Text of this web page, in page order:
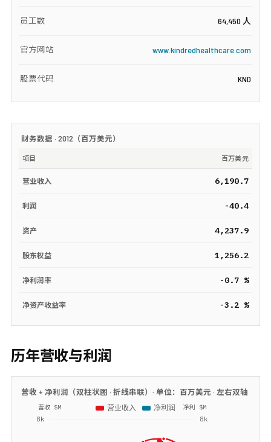
员工数 64,450 人
官方网站 www.kindredhealthcare.com
股票代码 KND
财务数据 · 2012 （百万美元）
项目 百万美元
营业收入 6,190.7
利润 -40.4
资产 4,237.9
股东权益 1,256.2
净利润率 -0.7 %
净资产收益率 -3.2 %
历年营收与利润
营收 + 净利润（双柱状图 · 折线串联）· 单位： 百万美元 · 左右双轴